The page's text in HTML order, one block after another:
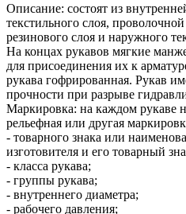
Описание: состоят из
текстильного слоя,
резинового слоя и наружного
На концах рукавов мягкие
для присоединения их к
рукава гофрированная. Рукав
прочности при разрыве
Маркировка: на каждом рукаве
рельефная или другая
- товарного знака или
изготовителя и его товарный
- класса рукава;
- группы рукава;
- внутреннего диаметра;
- рабочего давления;